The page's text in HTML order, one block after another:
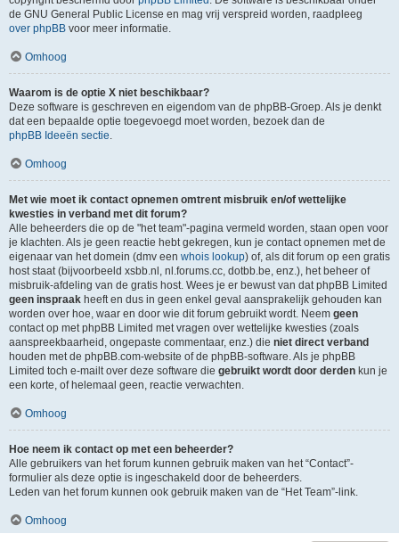
de GNU General Public License en mag vrij verspreid worden, raadpleeg
over phpBB voor meer informatie.
Omhoog
Waarom is de optie X niet beschikbaar?
Deze software is geschreven en eigendom van de phpBB-Groep. Als je denkt
dat een bepaalde optie toegevoegd moet worden, bezoek dan de
phpBB Ideeën sectie.
Omhoog
Met wie moet ik contact opnemen omtrent misbruik en/of wettelijke
kwesties in verband met dit forum?
Alle beheerders die op de "het team"-pagina vermeld worden, staan open voor
je klachten. Als je geen reactie hebt gekregen, kun je contact opnemen met de
eigenaar van het domein (dmv een whois lookup) of, als dit forum op een gratis
host staat (bijvoorbeeld xsbb.nl, nl.forums.cc, dotbb.be, enz.), het beheer of
misbruik-afdeling van de gratis host. Wees je er bewust van dat phpBB Limited
geen inspraak heeft en dus in geen enkel geval aansprakelijk gehouden kan
worden over hoe, waar en door wie dit forum gebruikt wordt. Neem geen
contact op met phpBB Limited met vragen over wettelijke kwesties (zoals
aanspreekbaarheid, ongepaste commentaar, enz.) die niet direct verband
houden met de phpBB.com-website of de phpBB-software. Als je phpBB
Limited toch e-mailt over deze software die gebruikt wordt door derden kun je
een korte, of helemaal geen, reactie verwachten.
Omhoog
Hoe neem ik contact op met een beheerder?
Alle gebruikers van het forum kunnen gebruik maken van het “Contact”-
formulier als deze optie is ingeschakeld door de beheerders.
Leden van het forum kunnen ook gebruik maken van de “Het Team”-link.
Omhoog